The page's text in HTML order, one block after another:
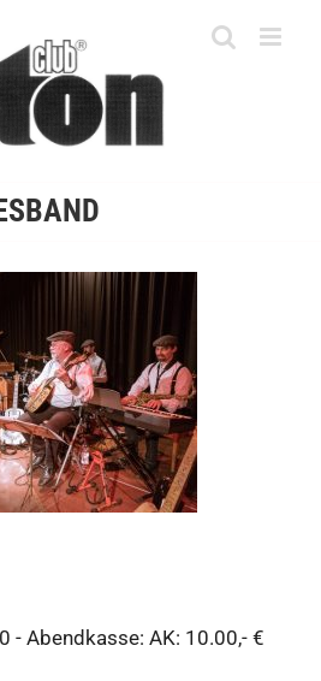
- Abendkasse: AK: 10.00,- €